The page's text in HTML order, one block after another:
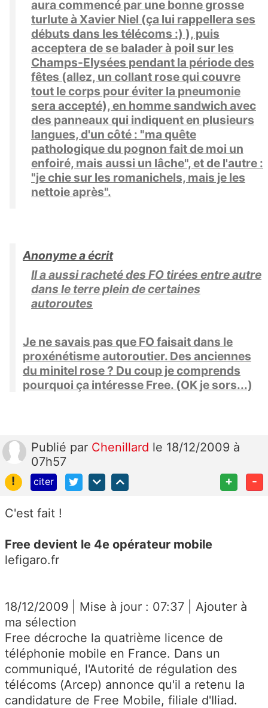
aura commencé par une bonne grosse
turlute à Xavier Niel (ça lui rappellera ses
débuts dans les télécoms :) ), puis
acceptera de se balader à poil sur les
Champs-Elysées pendant la période des
fêtes (allez, un collant rose qui couvre
tout le corps pour éviter la pneumonie
sera accepté), en homme sandwich avec
des panneaux qui indiquent en plusieurs
langues, d'un côté : "ma quête
pathologique du pognon fait de moi un
enfoiré, mais aussi un lâche", et de l'autre :
"je chie sur les romanichels, mais je les
nettoie après".
Anonyme a écrit
Il a aussi racheté des FO tirées entre autre
dans le terre plein de certaines
autoroutes
Je ne savais pas que FO faisait dans le
proxénétisme autoroutier. Des anciennes
du minitel rose ? Du coup je comprends
pourquoi ça intéresse Free. (OK je sors...)
Publié par Chenillard le 18/12/2009 à
07h57
!
citer + -
C'est fait !
Free devient le 4e opérateur mobile
lefigaro.fr
18/12/2009 | Mise à jour : 07:37 | Ajouter à
ma sélection
Free décroche la quatrième licence de
téléphonie mobile en France. Dans un
communiqué, l'Autorité de régulation des
télécoms (Arcep) annonce qu'il a retenu la
candidature de Free Mobile, filiale d'Iliad.